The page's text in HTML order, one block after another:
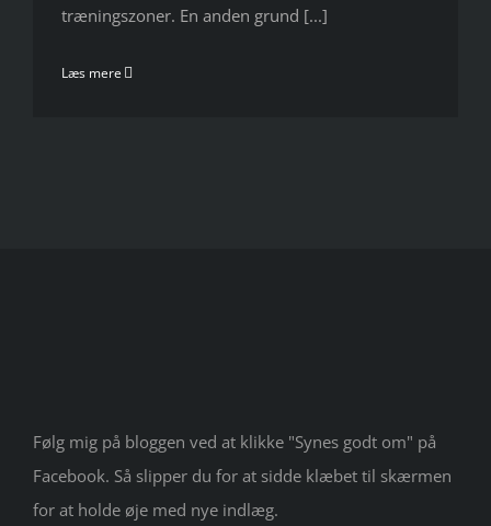
træningszoner. En anden grund [...]
Læs mere
Følg mig på bloggen ved at klikke "Synes godt om" på
Facebook. Så slipper du for at sidde klæbet til skærmen
for at holde øje med nye indlæg.